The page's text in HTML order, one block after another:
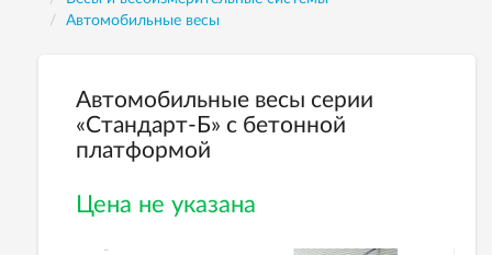
Автомобильные весы
Автомобильные весы серии
«Стандарт-Б» с бетонной
платформой
Цена не указана